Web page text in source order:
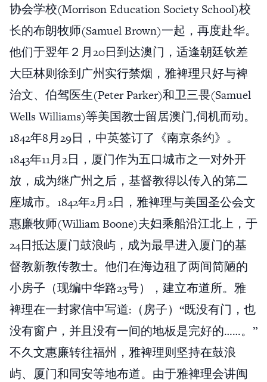
协会学校(Morrison Education Society School)校
长的布朗牧师(Samuel Brown)一起，再度赴华。
他们于翌年２月20日到达澳门，适逢朝廷钦差
大臣林则徐到广州实行禁烟，雅裨理只好与裨
治文、伯驾医生(Peter Parker)和卫三畏(Samuel
Wells Williams)等美国教士留居澳门,伺机而动。
1842年8月29日，中英签订了《南京条约》。
1843年11月2日，厦门作为五口城市之一对外开
放，成为继广州之后，基督教得以传入的第二
座城市。1842年2月2日，雅裨理与美国圣公会文
惠廉牧师(William Boone)夫妇乘船沿江北上，于
24日抵达厦门鼓浪屿，成为最早进入厦门的基
督教新教传教士。他们在海边租了两间简陋的
小房子（现编中华路23号），建立布道所。雅
裨理在一封家信中写道:（房子）“既没有门，也
没有窗户，并且没有一间的地板是完好的……。”
不久文惠廉转往福州，雅裨理则坚持在鼓浪
屿、厦门和同安等地布道。由于雅裨理会讲闽